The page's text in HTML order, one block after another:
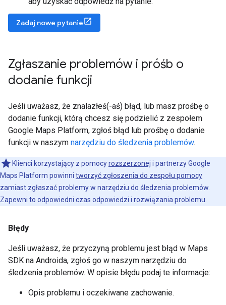
Zadaj nowe pytanie
Zgłaszanie problemów i próśb o
dodanie funkcji
Jeśli uważasz, że znalazłeś(-aś) błąd, lub masz prośbę o
dodanie funkcji, którą chcesz się podzielić z zespołem
Google Maps Platform, zgłoś błąd lub prośbę o dodanie
funkcji w naszym narzędziu do śledzenia problemów.
Klienci korzystający z pomocyrozszerzonej i partnerzy Google
Maps Platform powinni tworzyć zgłoszenia do zespołu pomocy
zamiast zgłaszać problemy w narzędziu do śledzenia problemów.
Zapewni to odpowiedni czas odpowiedzi i rozwiązania problemu.
Błędy
Jeśli uważasz, że przyczyną problemu jest błąd w Maps
SDK na Androida, zgłoś go w naszym narzędziu do
śledzenia problemów. W opisie błędu podaj te informacje:
Opis problemu i oczekiwane zachowanie.